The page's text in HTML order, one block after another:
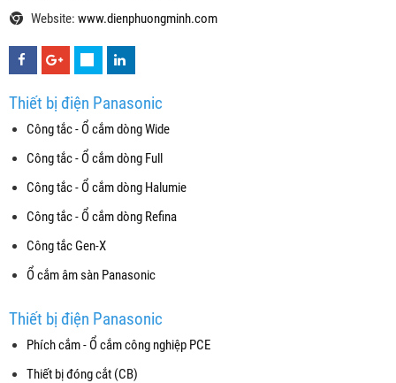
Website: www.dienphuongminh.com
Thiết bị điện Panasonic
Công tắc - Ổ cắm dòng Wide
Công tắc - Ổ cắm dòng Full
Công tắc - Ổ cắm dòng Halumie
Công tắc - Ổ cắm dòng Refina
Công tắc Gen-X
Ổ cắm âm sàn Panasonic
Thiết bị điện Panasonic
Phích cắm - Ổ cắm công nghiệp PCE
Thiết bị đóng cắt (CB)